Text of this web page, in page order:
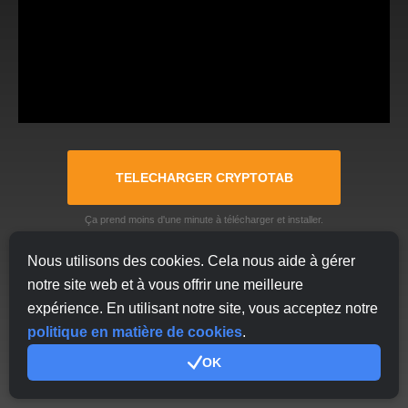
Nous utilisons des cookies. Cela nous aide à gérer
notre site web et à vous offrir une meilleure
expérience. En utilisant notre site, vous acceptez notre
politique en matière de cookies.
OK
TELECHARGER CRYPTOTAB
Ça prend moins d'une minute à télécharger et installer.